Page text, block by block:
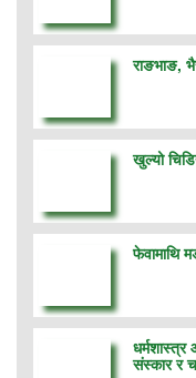
राङभाङ,
खुल्यो
फेवामाथि
धर्मशास्त्र
संस्कार र